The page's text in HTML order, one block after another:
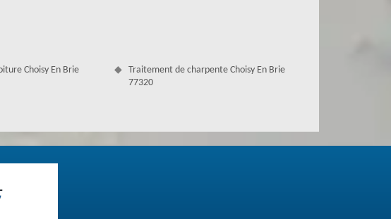
Choisy En Brie
Traitement de charpente Choisy En Brie
77320